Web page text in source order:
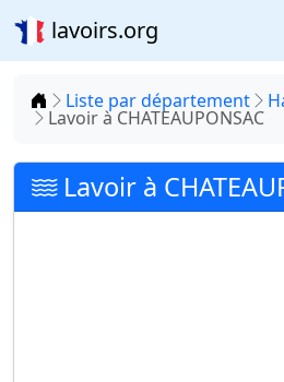
lavoirs.org
Accueil
Liste par département
Lavoir à CHATEAUPONSAC
Lavoir à